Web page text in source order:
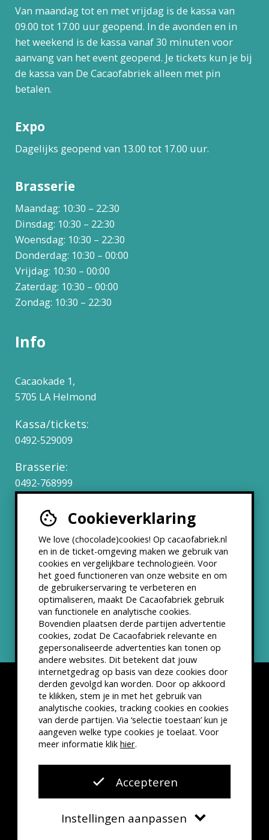
Cookieverklaring
We love (chocolade)cookies! Op cacaofabriek.nl
en in de ticket-omgeving maken we gebruik van
cookies en vergelijkbare technologieën. Voor
het goed functioneren van onze website en om
de gebruikerservaring te verbeteren en
optimaliseren, maakt De Cacaofabriek gebruik
van functionele en analytische cookies.
Bovendien plaatsen derde partijen advertentie
cookies, zodat De Cacaofabriek relevante en
gepersonaliseerde advertenties kan tonen op
andere websites. Dit betekent dat jouw
internetgedrag op basis van deze cookies door
derden gevolgd kan worden. Door op akkoord
te klikken, stem je in met het gebruik van
analytische cookies, tracking cookies en cookies
van derde partijen. Via ‘selectie toestaan’ kun je
aangeven welke type cookies je toelaat. Voor
meer informatie klik hier.
Accepteren
Instellingen aanpassen
Van maandag tot en met vrijdag is de kassa van
09.00 tot 17.00 uur geopend. In de avonden en in
het weekend is de kassa vanaf 30 minuten voor
aanvang van het event geopend. Je tickets kun je bij
de kassa van De Cacaofabriek alleen met pin
betalen.
Expo
Dagelijks geopend van 13.00 tot 17.00 uur.
Brasserie
Maandag: 10:30 – 22:30
Dinsdag: 10:30 – 22:30
Woensdag: 10:30 – 22:30
Donderdag: 10:30 – 00:00
Vrijdag: 10:30 – 00:00
Zaterdag: 10:30 – 00:00
Zondag: 10:30 – 22:30
Info
Cacaokade 1,
5705 LA Helmond
Kassa/tickets:
0492-529009
Brasserie:
0492-768999
Werken bij
Partners & Samenwerkingen
ANBI status
Nieuwsbrief
Disclaimer Privacyverklaring
Kleine lettertjes
VSCD Bezoekersvoorwaarden
Website doorThe Cre8ion.Lab